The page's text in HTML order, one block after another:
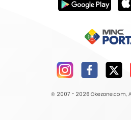
© 2007 - 2026 Okezone.com,